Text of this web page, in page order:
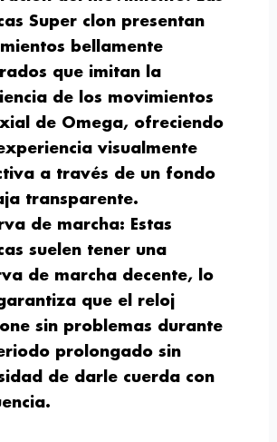
Super clon presentan
bellamente
que imitan la
de los movimientos
de Omega, ofreciendo
visualmente
a través de un fondo
transparente.
de marcha: Estas
suelen tener una
de marcha decente, lo
que el reloj
sin problemas durante
prolongado sin
de darle cuerda con